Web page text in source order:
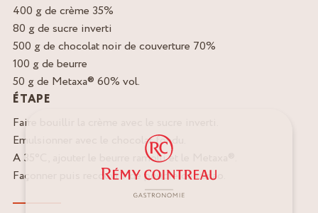
400 g de crème 35%
80 g de sucre inverti
500 g de chocolat noir de couverture 70%
100 g de beurre
50 g de Metaxa® 60% vol.
ÉTAPE
Faire bouillir la crème avec le sucre inverti.
Emulsionner avec le chocolat fondu.
A 35°C, ajouter le beurre ramolli et le Metaxa®.
Façonner puis recouvrir de poudre de cacao.